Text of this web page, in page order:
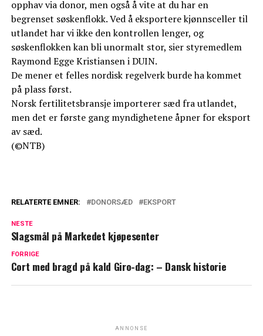
opphav via donor, men også å vite at du har en
begrenset søskenflokk. Ved å eksportere kjønnsceller til
utlandet har vi ikke den kontrollen lenger, og
søskenflokken kan bli unormalt stor, sier styremedlem
Raymond Egge Kristiansen i DUIN.
De mener et felles nordisk regelverk burde ha kommet
på plass først.
Norsk fertilitetsbransje importerer sæd fra utlandet,
men det er første gang myndighetene åpner for eksport
av sæd.
(©NTB)
RELATERTE EMNER: DONORSÆD EKSPORT
NESTE
Slagsmål på Markedet kjøpesenter
FORRIGE
Cort med bragd på kald Giro-dag: – Dansk historie
ANNONSE